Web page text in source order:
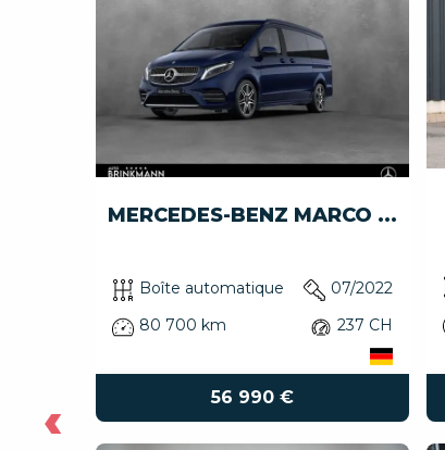
MERCEDES-BENZ MARCO ...
Boîte automatique
07/2022
80 700 km
237 CH
56 990 €
‹